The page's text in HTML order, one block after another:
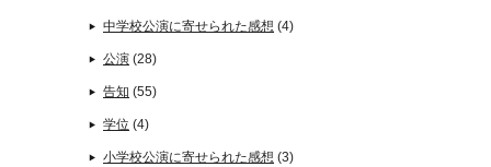
中学校公演に寄せられた感想 (4)
公演 (28)
告知 (55)
学位 (4)
小学校公演に寄せられた感想 (3)